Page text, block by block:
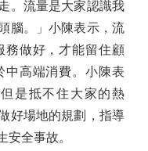
。流量是大家認識我
腦。」小陳表示，流
務做好，才能留住顧
中高端消費。小陳表
是抵不住大家的熱
好場地的規劃，指導
安全事故。